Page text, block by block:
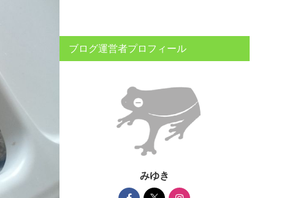
ブログ運営者プロフィール
みゆき